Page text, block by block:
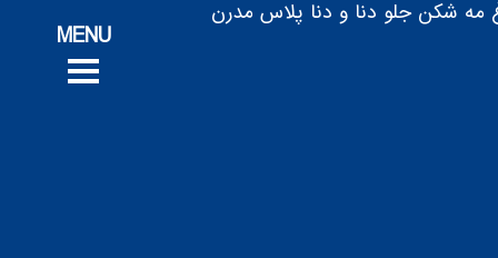
پروژه‌های
پروژه‌های
مه شکن جلو دنا و دنا پلاس مدرن